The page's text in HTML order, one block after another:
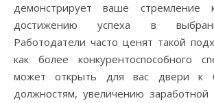
демонстрирует ваше
достижению успеха в
Работодатели часто ценят такой
как более конкурентоспособного
может открыть для вас двери к
должностям, увеличению